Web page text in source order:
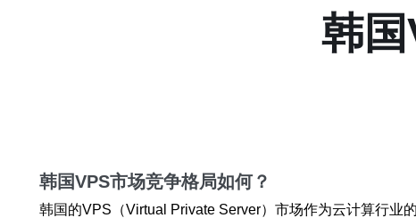
韩
韩国VPS市场竞争格局如何？
韩国的VPS（Virtual Private Server）市场作为云计算行业